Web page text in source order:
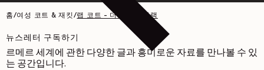
홈/여성 코트 & 재킷/랩 코트 - 더블 울 - 블랙
뉴스레터 구독하기
르메르 세계에 관한 다양한 글과 흥미로운 자료를 만나볼 수 있
는 공간입니다.